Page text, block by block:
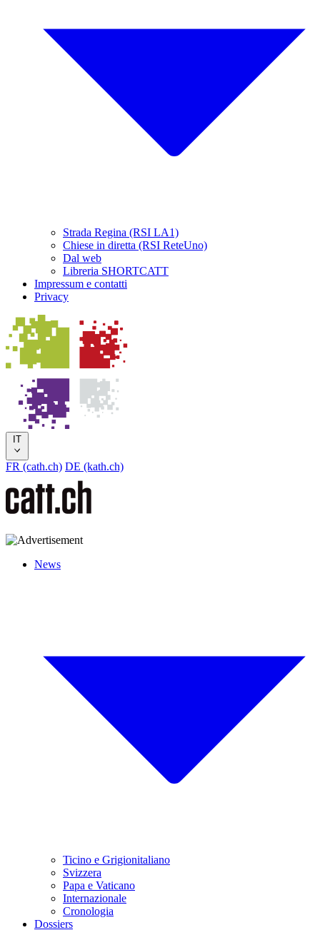
Strada Regina (RSI LA1)
Chiese in diretta (RSI ReteUno)
Dal web
Libreria SHORTCATT
Impressum e contatti
Privacy
IT
FR (cath.ch) DE (kath.ch)
News
Ticino e Grigionitaliano
Svizzera
Papa e Vaticano
Internazionale
Cronologia
Dossiers